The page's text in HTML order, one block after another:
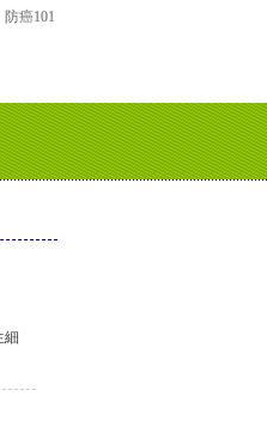
防癌101
細